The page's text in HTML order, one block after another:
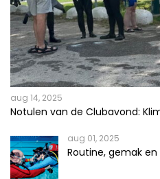
aug 14, 2025
Notulen van de Clubavond:
aug 01, 2025
Routine, gemak en